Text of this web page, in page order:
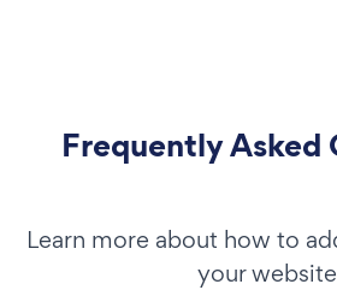
Frequently Asked
Learn more about how to
your